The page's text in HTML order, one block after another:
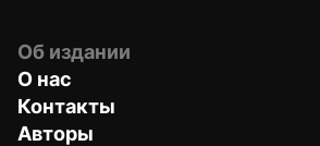
Об издании
О нас
Контакты
Авторы